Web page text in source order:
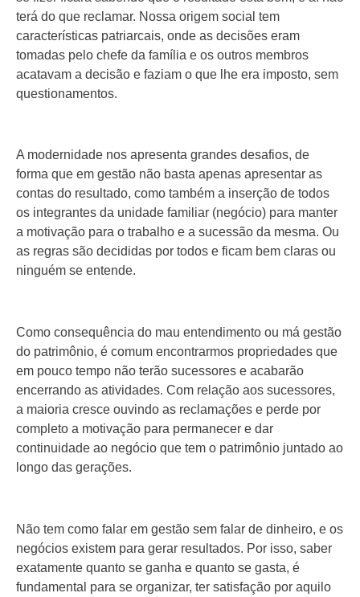
terá do que reclamar. Nossa origem social tem
características patriarcais, onde as decisões eram
tomadas pelo chefe da família e os outros membros
acatavam a decisão e faziam o que lhe era imposto, sem
questionamentos.
A modernidade nos apresenta grandes desafios, de
forma que em gestão não basta apenas apresentar as
contas do resultado, como também a inserção de todos
os integrantes da unidade familiar (negócio) para manter
a motivação para o trabalho e a sucessão da mesma. Ou
as regras são decididas por todos e ficam bem claras ou
ninguém se entende.
Como consequência do mau entendimento ou má gestão
do patrimônio, é comum encontrarmos propriedades que
em pouco tempo não terão sucessores e acabarão
encerrando as atividades. Com relação aos sucessores,
a maioria cresce ouvindo as reclamações e perde por
completo a motivação para permanecer e dar
continuidade ao negócio que tem o patrimônio juntado ao
longo das gerações.
Não tem como falar em gestão sem falar de dinheiro, e os
negócios existem para gerar resultados. Por isso, saber
exatamente quanto se ganha e quanto se gasta, é
fundamental para se organizar, ter satisfação por aquilo